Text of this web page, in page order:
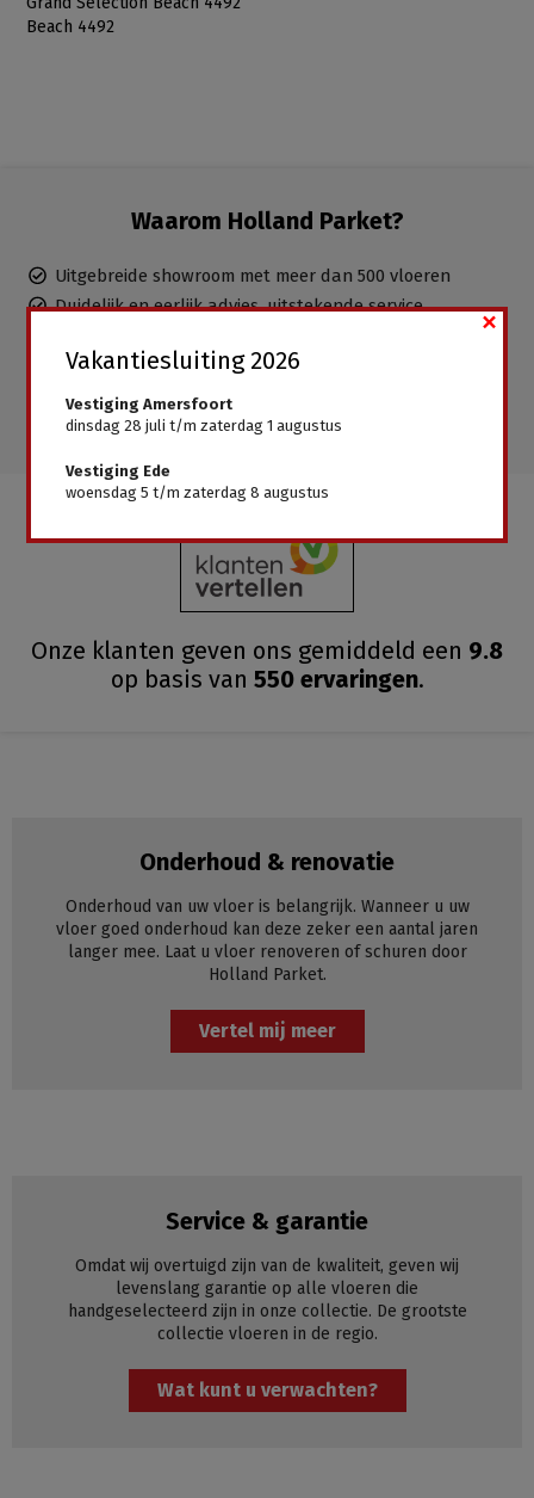
Beach 4492
Waarom Holland Parket?
Uitgebreide showroom met meer dan 500 vloeren
Duidelijk en eerlijk advies, uitstekende service
Ervaren parketteurs in dienst, inclusief leggen mogelijk
Gratis advies aan huis
Alle vloeren direct leverbaar, geen wachttijden
Onze klanten geven ons gemiddeld een 9.8
op basis van 550ervaringen.
Onderhoud & renovatie
Onderhoud van uw vloer is belangrijk. Wanneer u uw
vloer goed onderhoud kan deze zeker een aantal jaren
langer mee. Laat u vloer renoveren of schuren door
Holland Parket.
Vertel mij meer
Service & garantie
Omdat wij overtuigd zijn van de kwaliteit, geven wij
levenslang garantie op alle vloeren die
handgeselecteerd zijn in onze collectie. De grootste
collectie vloeren in de regio.
Wat kunt u verwachten?
Vakantiesluiting 2026
Vestiging Amersfoort
dinsdag 28 juli t/m zaterdag 1 augustus
Vestiging Ede
woensdag 5 t/m zaterdag 8 augustus
×